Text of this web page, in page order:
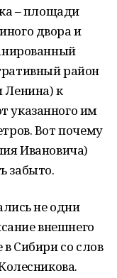
– площади
двора и
район
Ленина) к
указанного им
Вот почему
Ивановича)
забыто.
не одни
внешнего
Сибири со слов